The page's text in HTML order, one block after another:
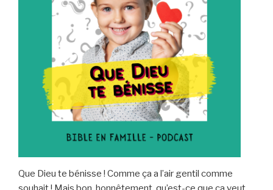
Que Dieu te bénisse ! Comme ça a l’air gentil comme